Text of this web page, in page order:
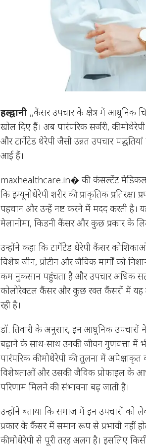
हल्द्वानी ,,कैंसर उपचार के क्षेत्र में आधुनिक
खोल दिए हैं। अब पारंपरिक सर्जरी,
और टार्गेटेड थेरेपी जैसी उन्नत उपचार
आई हैं।
maxhealthcare.in⁠� की कंसल्टेंट मेडिकल
कि इम्यूनोथेरेपी शरीर की प्राकृतिक
पहचान और उन्हें नष्ट करने में मदद करती
मेलानोमा, किडनी कैंसर और कुछ प्रकार के
उन्होंने कहा कि टार्गेटेड थेरेपी कैंसर
विशेष जीन, प्रोटीन और जैविक मार्गों को
कम नुकसान पहुंचता है और उपचार अधिक
कोलोरेक्टल कैंसर और कुछ रक्त कैंसरों में यह
रही है।
डॉ. तिवारी के अनुसार, इन आधुनिक उपचारों
बढ़ाने के साथ-साथ उनकी जीवन गुणवत्ता में
पारंपरिक कीमोथेरेपी की तुलना में
विशेषताओं और उसकी जैविक प्रोफाइल के
परिणाम मिलने की संभावना बढ़ जाती है।
उन्होंने बताया कि समाज में इन उपचारों को
प्रकार के कैंसर में समान रूप से प्रभावी नहीं
कीमोथेरेपी से पूरी तरह अलग है। इसलिए